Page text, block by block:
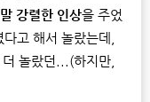
강렬한 인상을 주었
고 해서 놀랐는데,
놀랐던...(하지만,